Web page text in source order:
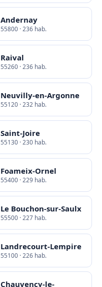
Andernay
55800 · 236 hab.
Raival
55260 · 236 hab.
Neuvilly-en-Argonne
55120 · 232 hab.
Saint-Joire
55130 · 230 hab.
Foameix-Ornel
55400 · 229 hab.
Le Bouchon-sur-Saulx
55500 · 227 hab.
Landrecourt-Lempire
55100 · 226 hab.
Chauvency-le-